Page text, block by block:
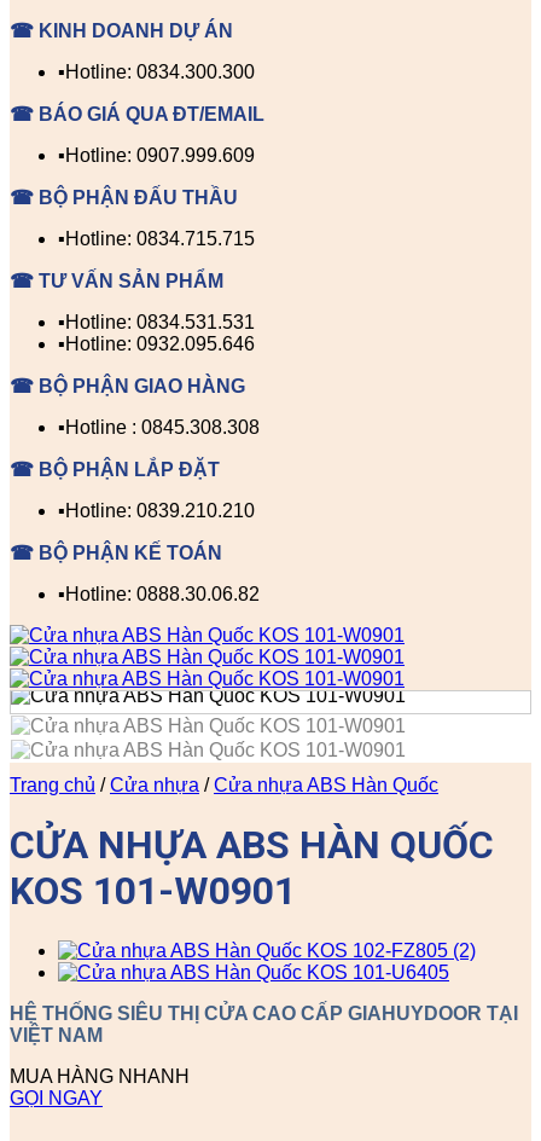
☎ KINH DOANH DỰ ÁN
▪️Hotline: 0834.300.300
☎ BÁO GIÁ QUA ĐT/EMAIL
▪️Hotline: 0907.999.609
☎ BỘ PHẬN ĐẤU THẦU
▪️Hotline: 0834.715.715
☎ TƯ VẤN SẢN PHẨM
▪️Hotline: 0834.531.531
▪️Hotline: 0932.095.646
☎ BỘ PHẬN GIAO HÀNG
▪️Hotline : 0845.308.308
☎ BỘ PHẬN LẮP ĐẶT
▪️Hotline: 0839.210.210
☎ BỘ PHẬN KẾ TOÁN
▪️Hotline: 0888.30.06.82
Trang chủ / Cửa nhựa / Cửa nhựa ABS Hàn Quốc
CỬA NHỰA ABS HÀN QUỐC
KOS 101-W0901
HỆ THỐNG SIÊU THỊ CỬA CAO CẤP GIAHUYDOOR TẠI
VIỆT NAM
MUA HÀNG NHANH
GỌI NGAY